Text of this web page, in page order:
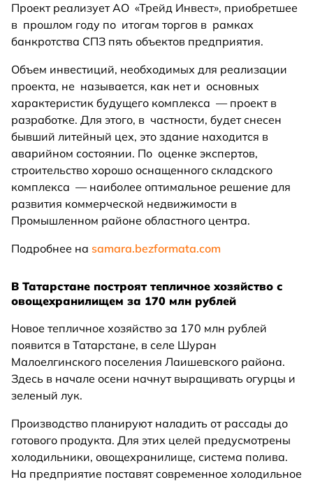
Проект реализует АО «Трейд Инвест», приобретшее
в прошлом году по итогам торгов в рамках
банкротства СПЗ пять объектов предприятия.
Объем инвестиций, необходимых для реализации
проекта, не называется, как нет и основных
характеристик будущего комплекса — проект в
разработке. Для этого, в частности, будет снесен
бывший литейный цех, это здание находится в
аварийном состоянии. По оценке экспертов,
строительство хорошо оснащенного складского
комплекса — наиболее оптимальное решение для
развития коммерческой недвижимости в
Промышленном районе областного центра.
Подробнее на samara.bezformata.com
В Татарстане построят тепличное хозяйство с
овощехранилищем за 170 млн рублей
Новое тепличное хозяйство за 170 млн рублей
появится в Татарстане, в селе Шуран
Малоелгинского поселения Лаишевского района.
Здесь в начале осени начнут выращивать огурцы и
зеленый лук.
Производство планируют наладить от рассады до
готового продукта. Для этих целей предусмотрены
холодильники, овощехранилище, система полива.
На предприятие поставят современное холодильное